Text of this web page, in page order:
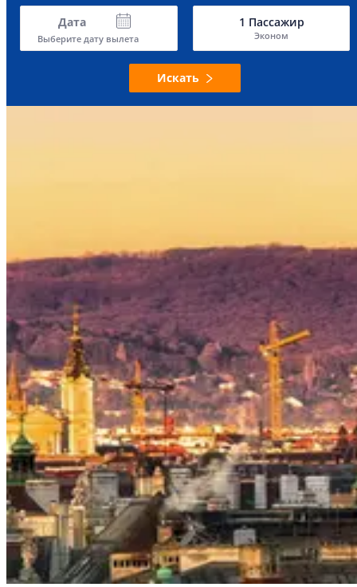
Дата
Выберите дату вылета
1 Пассажир
Эконом
Искать